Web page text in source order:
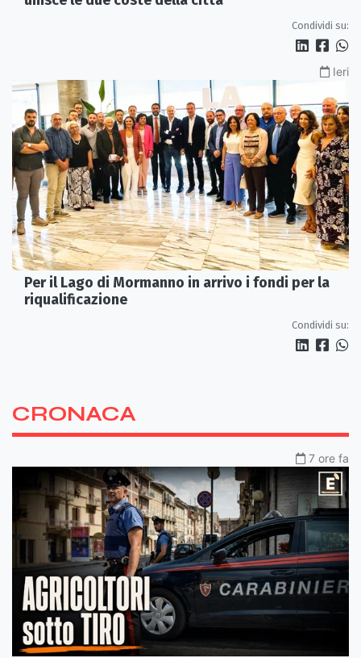
Condividi su:
Ieri
Per il Lago di Mormanno in arrivo i fondi per la
riqualificazione
Condividi su:
CRONACA
7 ore fa